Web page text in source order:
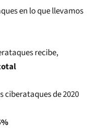
en lo que llevamos
recibe,
ciberataques de 2020